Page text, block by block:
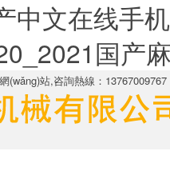
中文在线手
国产
(wǎng)站,咨詢熱線：13767009767